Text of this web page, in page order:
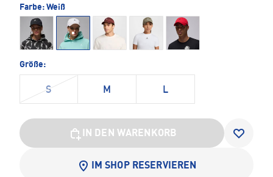
Farbe: Weiß
Größe:
S M L
IN DEN WARENKORB
IM SHOP RESERVIEREN